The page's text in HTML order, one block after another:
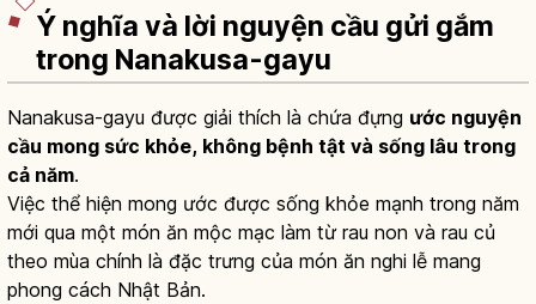
Ý nghĩa và lời nguyện cầu gửi gắm
trong Nanakusa-gayu
Nanakusa-gayu được giải thích là chứa đựng ước nguyện
cầu mong sức khỏe, không bệnh tật và sống lâu trong
cả năm.
Việc thể hiện mong ước được sống khỏe mạnh trong năm
mới qua một món ăn mộc mạc làm từ rau non và rau củ
theo mùa chính là đặc trưng của món ăn nghi lễ mang
phong cách Nhật Bản.